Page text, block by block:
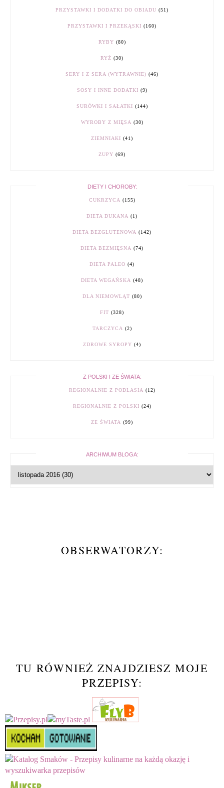
PRZYSTAWKI I DODATKI DO OBIADU (51)
PRZYSTAWKI I PRZEKĄSKI (160)
RYBY (80)
RYŻ (30)
SERY I Z SERA (WYTRAWNIE) (46)
SOSY I INNE DODATKI (9)
SURÓWKI I SAŁATKI (144)
WYROBY Z MIĘSA (30)
ZIEMNIAKI (41)
ZUPY (69)
DIETY I CHOROBY:
CUKRZYCA (155)
DIETA DUKANA (1)
DIETA BEZGLUTENOWA (142)
DIETA BEZMIĘSNA (74)
DIETA PALEO (4)
DIETA WEGAŃSKA (48)
DLA NIEMOWLĄT (80)
FIT (328)
TARCZYCA (2)
ZDROWE SYROPY (4)
Z POLSKI I ZE ŚWIATA:
REGIONALNIE Z PODLASIA (12)
REGIONALNIE Z POLSKI (24)
ZE ŚWIATA (99)
ARCHIWUM BLOGA:
OBSERWATORZY:
TU RÓWNIEŻ ZNAJDZIESZ MOJE
PRZEPISY: